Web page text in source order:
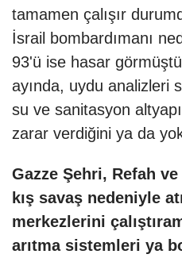
tamamen çalışır
İsrail bombardımanı
93'ü ise hasar
ayında, uydu analizleri
su ve sanitasyon
zarar verdiğini ya da
Gazze Şehri, Refah
kış savaş nedeniyle
merkezlerini
arıtma sistemleri ya